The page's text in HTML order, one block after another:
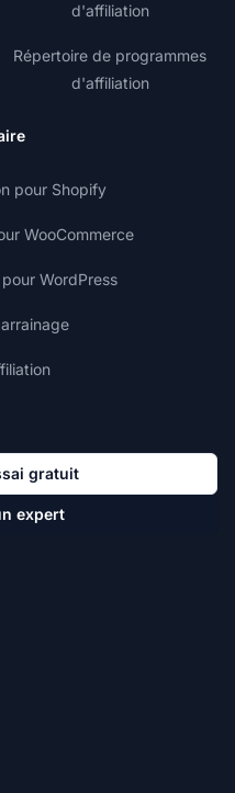
d'affiliation
Répertoire de programmes
d'affiliation
pour Shopify
WooCommerce
WordPress
gratuit
expert